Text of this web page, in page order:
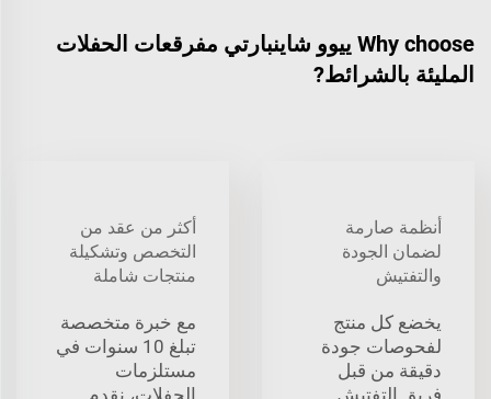
Why choose ييوو شاينبارتي مفرقعات الحفلات
المليئة بالشرائط?
أنظمة صارمة
لضمان الجودة
والتفتيش
يخضع كل منتج
لفحوصات جودة
دقيقة من قبل
أكثر من عقد من
التخصص وتشكيلة
منتجات شاملة
مع خبرة متخصصة
تبلغ 10 سنوات في
مستلزمات